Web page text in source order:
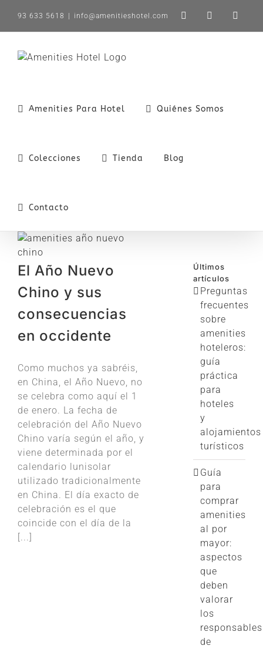
contenido
93 633 5618 info@amenitieshotel.com LinkedIn
X
Amenities Para Hotel Quiénes Somos
Colecciones Tienda Blog
Contacto
El Año Nuevo
Chino y sus
consecuencias
en occidente
Como muchos ya sabréis,
en China, el Año Nuevo, no
se celebra como aquí el 1
de enero. La fecha de
celebración del Año Nuevo
Chino varía según el año, y
viene determinada por el
calendario lunisolar
utilizado tradicionalmente
en China. El día exacto de
celebración es el que
coincide con el día de la
[...]
Últimos
artículos
Preguntas
frecuentes
sobre
amenities
hoteleros:
guía
práctica
para
hoteles
y
alojamientos
turísticos
Guía
para
comprar
amenities
al por
mayor:
aspectos
que
deben
valorar
los
responsables
de